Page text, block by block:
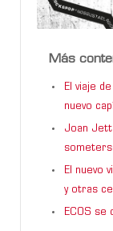
Más
El viaje
nuevo
Joan
El nuevo
y otras
ECOS se